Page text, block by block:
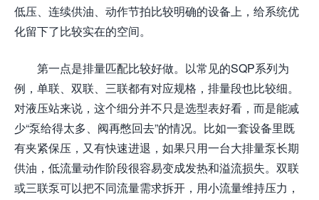
低压、连续供油、动作节拍比较明确的设备上，给系统优
化留下了比较实在的空间。
第一点是排量匹配比较好做。以常见的SQP系列为
例，单联、双联、三联都有对应规格，排量段也比较细。
对液压站来说，这个细分并不只是选型表好看，而是能减
少“泵给得太多、阀再憋回去”的情况。比如一套设备里既
有夹紧保压，又有快速进退，如果只用一台大排量泵长期
供油，低流量动作阶段很容易变成发热和溢流损失。双联
或三联泵可以把不同流量需求拆开，用小流量维持压力，